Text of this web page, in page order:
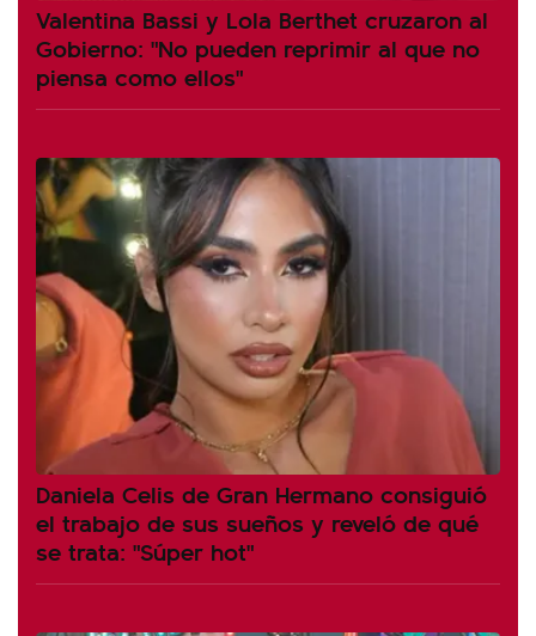
Valentina Bassi y Lola Berthet cruzaron al
Gobierno: "No pueden reprimir al que no
piensa como ellos"
Daniela Celis de Gran Hermano consiguió
el trabajo de sus sueños y reveló de qué
se trata: "Súper hot"